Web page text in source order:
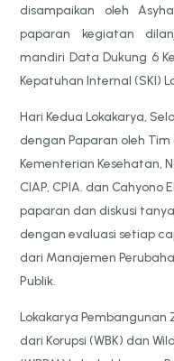
disampaikan oleh
paparan kegiatan
mandiri Data Dukung 6
Kepatuhan Internal (SKI)
Hari Kedua Lokakarya,
dengan Paparan oleh
Kementerian Kesehatan,
CIAP, CPIA. dan Cahyono
paparan dan diskusi
dengan evaluasi setiap
dari Manajemen
Publik.
Lokakarya Pembangunan
dari Korupsi (WBK) dan